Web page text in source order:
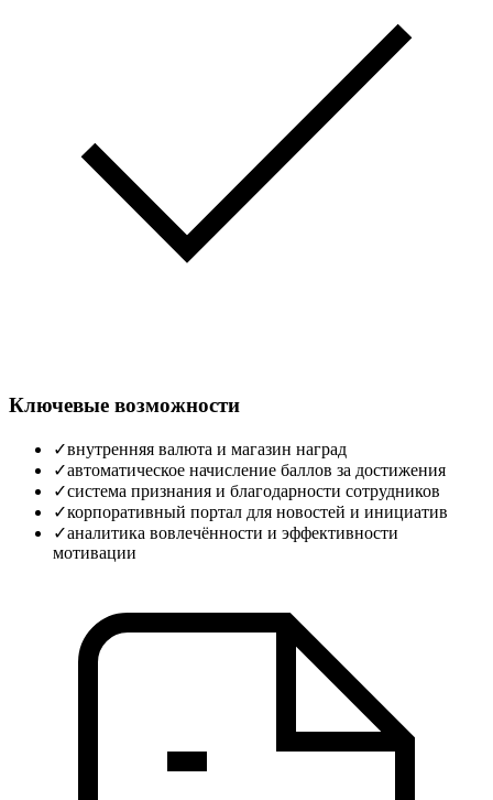
Ключевые возможности
✓внутренняя валюта и магазин наград
✓автоматическое начисление баллов за достижения
✓система признания и благодарности сотрудников
✓корпоративный портал для новостей и инициатив
✓аналитика вовлечённости и эффективности
мотивации